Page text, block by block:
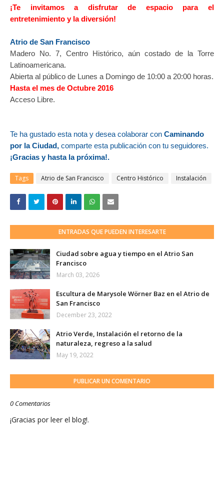
¡Te invitamos a disfrutar de espacio para el
entretenimiento y la diversión!
Atrio de San Francisco
Madero No. 7, Centro Histórico, aún costado de la Torre
Latinoamericana.
Abierta al público de Lunes a Domingo de 10:00 a 20:00 horas.
Hasta el mes de Octubre 2016
Acceso Libre.
Te ha gustado esta nota y desea colaborar con Caminando
por la Ciudad, comparte esta publicación con tu seguidores.
¡Gracias y hasta la próxima!.
Tags Atrio de San Francisco Centro Histórico Instalación
ENTRADAS QUE PUEDEN INTERESARTE
Ciudad sobre agua y tiempo en el Atrio San
Francisco
March 03, 2026
Escultura de Marysole Wörner Baz en el Atrio de
San Francisco
December 23, 2022
Atrio Verde, Instalación el retorno de la
naturaleza, regreso a la salud
May 19, 2022
PUBLICAR UN COMENTARIO
0 Comentarios
¡Gracias por leer el blog!.